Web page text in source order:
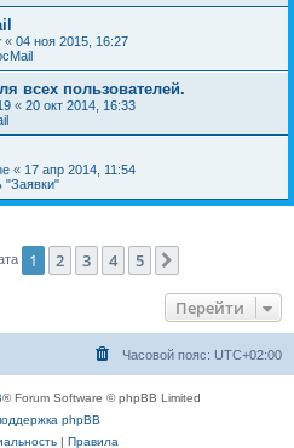
« 04 ноя 2015, 16:27
всех пользователей.
« 20 окт 2014, 16:33
« 17 апр 2014, 11:54
"Заявки"
1 2 3 4 5
Перейти
Часовой пояс: UTC+02:00
® Forum Software © phpBB Limited
phpBB
| Правила